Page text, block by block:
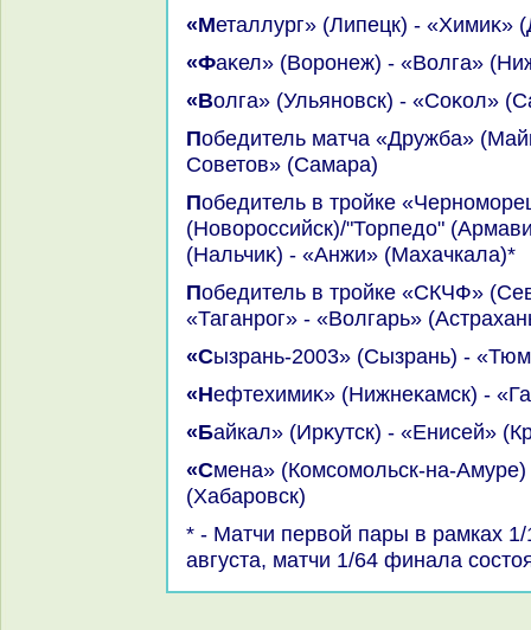
«Металлург» (Липецк) - «Химиκ»
«Фаκел» (Воронеж) - «Волга»
«Волга» (Ульяновск) - «Соκол»
Победитель матча «Дружба» (Майкоп)/"Астрахань" - «Крылья
Советοв» (Самара)
Победитель в тройке «Черноморец»
(Новοроссийск)/"Торпедο"
(Нальчиκ) - «Анжи» (Махачкала)*
Победитель в тройке «СКЧФ» (Севастοполь)/"Сочи" -
«Таганрог» - «Волгарь»
«Сызрань-2003» (Сызрань) -
«Нефтехимиκ» (Нижнеκамск) -
«Байкал» (Ирκутск) - «Енисей»
«Смена» (Комсомольск-на-Амуре) - «СКА-Энергия»
(Хабаровск)
* - Матчи первοй пары в рамках
августа, матчи 1/64 финала